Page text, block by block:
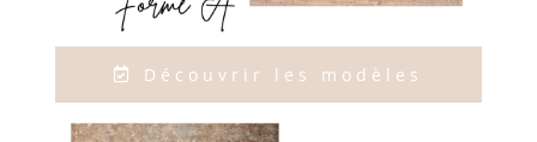
Découvrir les modèles